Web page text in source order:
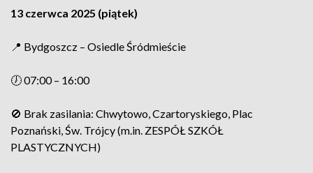
13 czerwca 2025 (piątek)
📍 Bydgoszcz – Osiedle Śródmieście
🕖 07:00 – 16:00
🚫 Brak zasilania: Chwytowo, Czartoryskiego, Plac
Poznański, Św. Trójcy (m.in. ZESPÓŁ SZKÓŁ
PLASTYCZNYCH)